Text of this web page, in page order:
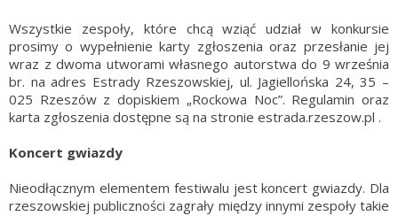
Wszystkie zespoły, które chcą wziąć udział w konkursie
prosimy o wypełnienie karty zgłoszenia oraz przesłanie jej
wraz z dwoma utworami własnego autorstwa do 9 września
br. na adres Estrady Rzeszowskiej, ul. Jagiellońska 24, 35 –
025 Rzeszów z dopiskiem „Rockowa Noc”. Regulamin oraz
karta zgłoszenia dostępne są na stronie estrada.rzeszow.pl .
Koncert gwiazdy
Nieodłącznym elementem festiwalu jest koncert gwiazdy. Dla
rzeszowskiej publiczności zagrały między innymi zespoły takie